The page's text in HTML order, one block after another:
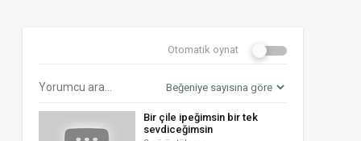
Otomatik oynat
Bir çile ipeğimsin bir tek
sevdiceğimsin